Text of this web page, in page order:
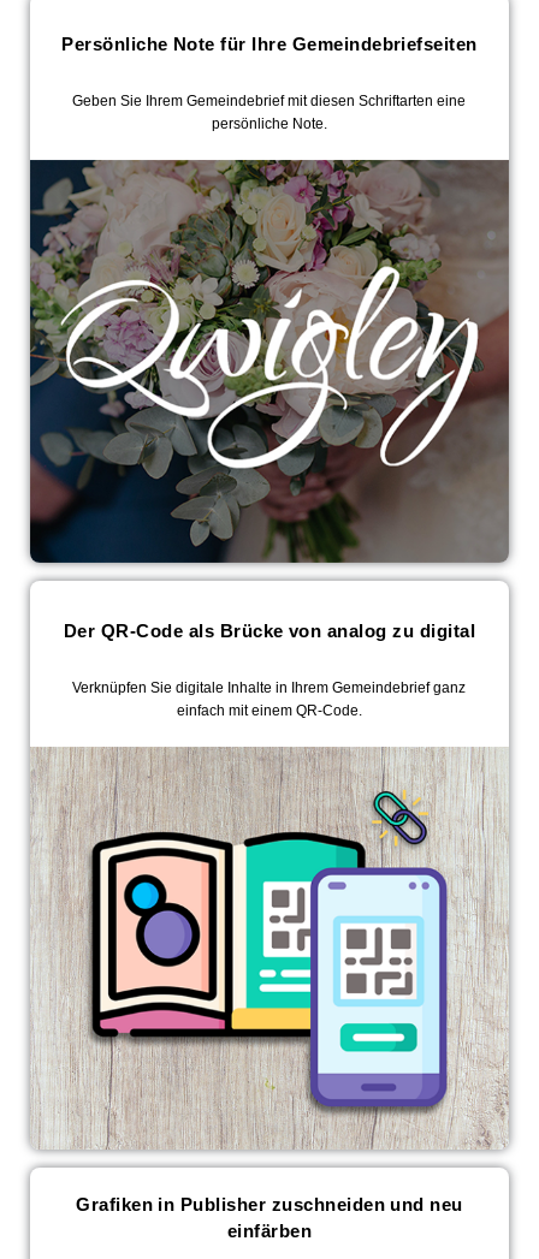
Persönliche Note für Ihre Gemeindebriefseiten
Geben Sie Ihrem Gemeindebrief mit diesen Schriftarten eine
persönliche Note.
Der QR-Code als Brücke von analog zu digital
Verknüpfen Sie digitale Inhalte in Ihrem Gemeindebrief ganz
einfach mit einem QR-Code.
Grafiken in Publisher zuschneiden und neu
einfärben